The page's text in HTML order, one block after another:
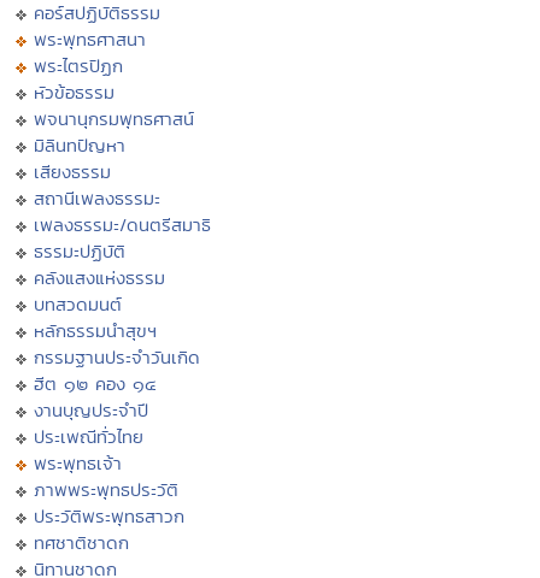
คอร์สปฏิบัติธรรม
พระพุทธศาสนา
พระไตรปิฏก
หัวข้อธรรม
พจนานุกรมพุทธศาสน์
มิลินทปัญหา
เสียงธรรม
สถานีเพลงธรรมะ
เพลงธรรมะ/ดนตรีสมาธิ
ธรรมะปฏิบัติ
คลังแสงแห่งธรรม
บทสวดมนต์
หลักธรรมนำสุขฯ
กรรมฐานประจำวันเกิด
ฮีต ๑๒ คอง ๑๔
งานบุญประจำปี
ประเพณีทั่วไทย
พระพุทธเจ้า
ภาพพระพุทธประวัติ
ประวัติพระพุทธสาวก
ทศชาติชาดก
นิทานชาดก